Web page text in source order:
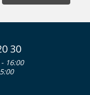
30
16:00